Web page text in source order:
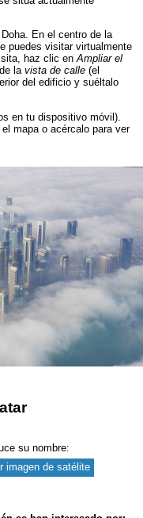
En el centro de la
puedes visitar virtualmente
haz clic enAmpliar el
la vista de calle (el
del edificio y suéltalo
en tu dispositivo móvil).
el mapa o acércalo para ver
su nombre: